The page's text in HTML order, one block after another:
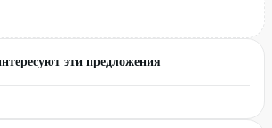
эти предложения